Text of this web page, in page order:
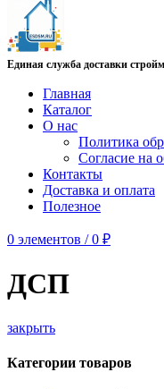
Единая служба доставки
Главная
Каталог
О нас
Политика
Согласие на
Контакты
Доставка и оплата
Полезное
0 элементов / 0 ₽
ДСП
закрыть
Категории товаров